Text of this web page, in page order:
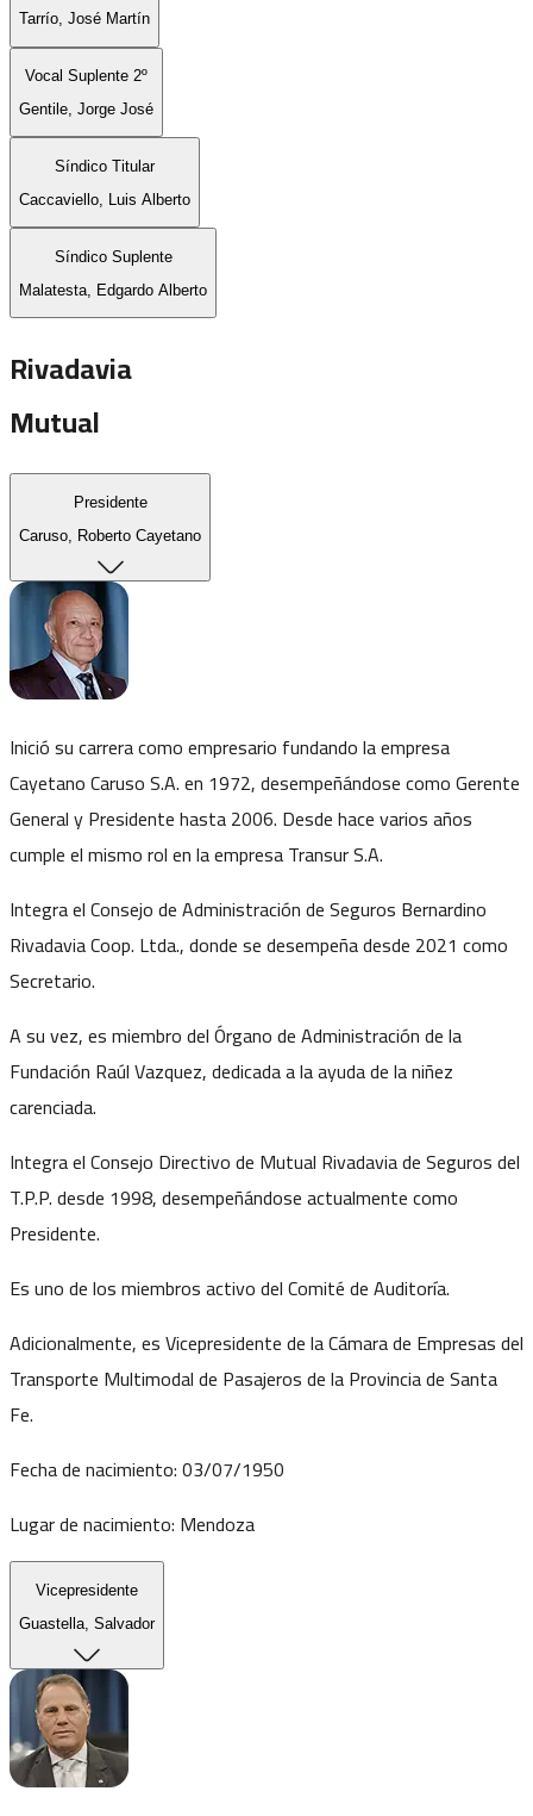
Tarrío, José Martín
Vocal Suplente 2º
Gentile, Jorge José
Síndico Titular
Caccaviello, Luis Alberto
Síndico Suplente
Malatesta, Edgardo Alberto
Rivadavia
Mutual
Presidente
Caruso, Roberto Cayetano
Inició su carrera como empresario fundando la empresa
Cayetano Caruso S.A. en 1972, desempeñándose como Gerente
General y Presidente hasta 2006. Desde hace varios años
cumple el mismo rol en la empresa Transur S.A.
Integra el Consejo de Administración de Seguros Bernardino
Rivadavia Coop. Ltda., donde se desempeña desde 2021 como
Secretario.
A su vez, es miembro del Órgano de Administración de la
Fundación Raúl Vazquez, dedicada a la ayuda de la niñez
carenciada.
Integra el Consejo Directivo de Mutual Rivadavia de Seguros del
T.P.P. desde 1998, desempeñándose actualmente como
Presidente.
Es uno de los miembros activo del Comité de Auditoría.
Adicionalmente, es Vicepresidente de la Cámara de Empresas del
Transporte Multimodal de Pasajeros de la Provincia de Santa
Fe.
Fecha de nacimiento:03/07/1950
Lugar de nacimiento: Mendoza
Vicepresidente
Guastella, Salvador